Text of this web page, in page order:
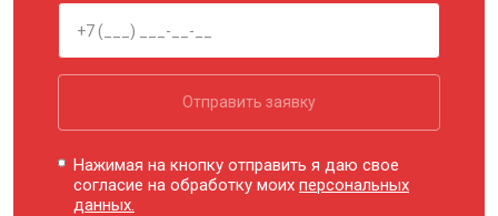
Отправить заявку
Нажимая на кнопку отправить я даю свое
согласие на обработку моихперсональных
данных.